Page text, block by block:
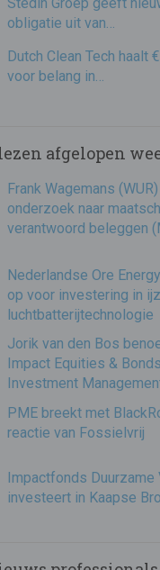
obligatie uit van…
Dutch Clean Tech haalt
voor belang in…
afgelopen
Frank Wagemans
onderzoek naar
verantwoord beleggen
Nederlandse Ore
op voor investering in
luchtbatterijtechnologie
Jorik van den Bos
Impact Equities &
Investment
PME breekt met
reactie van Fossielvrij
Impactfonds
investeert in Kaapse